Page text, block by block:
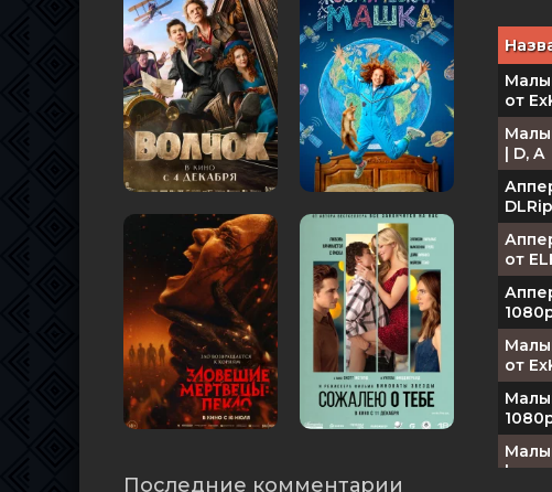
Последние комментарии
от
| D, A
от
от
by